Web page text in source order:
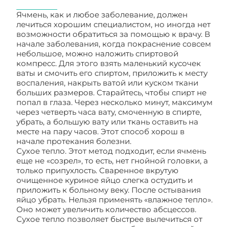
Ячмень, как и любое заболевание, должен
лечиться хорошим специалистом, но иногда нет
возможности обратиться за помощью к врачу. В
начале заболевания, когда покраснение совсем
небольшое, можно наложить спиртовой
компресс. Для этого взять маленький кусочек
ваты и смочить его спиртом, приложить к месту
воспаления, накрыть ватой или куском ткани
больших размеров. Старайтесь, чтобы спирт не
попал в глаза. Через несколько минут, максимум
через четверть часа вату, смоченную в спирте,
убрать, а большую вату или ткань оставить на
месте на пару часов. Этот способ хорош в
начале протекания болезни.
Сухое тепло. Этот метод подходит, если ячмень
еще не «созрел», то есть, нет гнойной головки, а
только припухлость. Сваренное вкрутую
очищенное куриное яйцо слегка остудить и
приложить к больному веку. После остывания
яйцо убрать. Нельзя применять «влажное тепло».
Оно может увеличить количество абсцессов.
Сухое тепло позволяет быстрее вылечиться от